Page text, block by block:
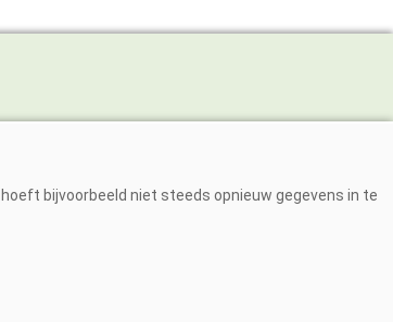
bijvoorbeeld niet steeds opnieuw gegevens in te